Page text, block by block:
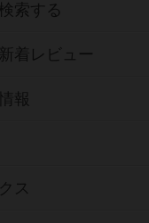
索する
着レビュー
報
ス